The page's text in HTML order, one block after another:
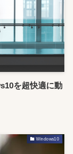
を超快適に動
Windows10